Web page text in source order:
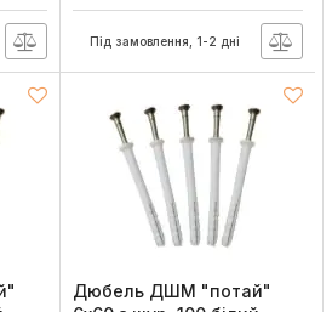
Під замовлення, 1-2 дні
Дюбель ДШМ "потай"